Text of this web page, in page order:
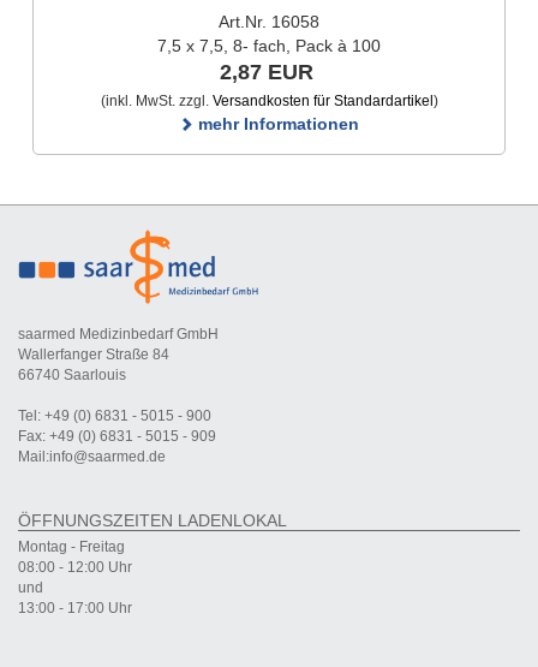
Art.Nr. 16058
7,5 x 7,5, 8- fach, Pack à 100
2,87 EUR
(inkl. MwSt. zzgl. Versandkosten für Standardartikel )
mehr Informationen
saarmed Medizinbedarf GmbH
Wallerfanger Straße 84
66740 Saarlouis
Tel: +49 (0) 6831 - 5015 - 900
Fax: +49 (0) 6831 - 5015 - 909
Mail:info@saarmed.de
ÖFFNUNGSZEITEN LADENLOKAL
Montag - Freitag
08:00 - 12:00 Uhr
und
13:00 - 17:00 Uhr